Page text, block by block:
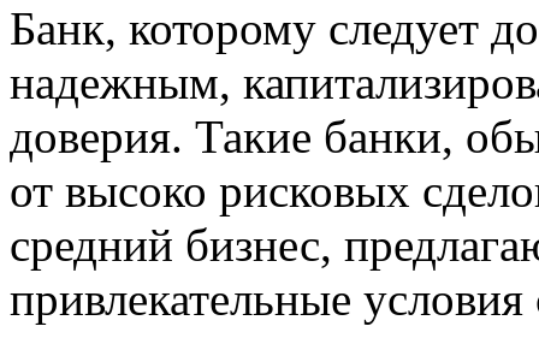
Банк, которому следует
надежным,
доверия. Такие банки,
от высоко рисковых
средний бизнес,
привлекательные